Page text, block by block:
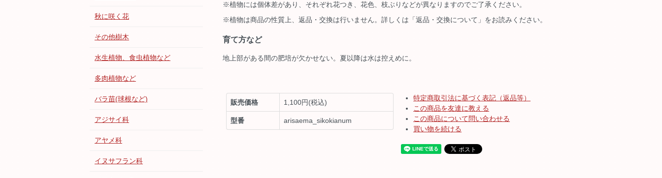
※植物には個体差があり、それぞれ花つき、花色、枝ぶりなどが異なりますのでご了承ください。
※植物は商品の性質上、返品・交換は行いません。詳しくは「返品・交換について」をお読みください。
育て方など
地上部がある間の肥培が欠かせない。夏以降は水は控えめに。
販売価格 1,100円(税込)
型番 arisaema_sikokianum
特定商取引法に基づく表記（返品等）
この商品を友達に教える
この商品について問い合わせる
買い物を続ける
秋に咲く花
その他樹木
水生植物、食虫植物など
多肉植物など
バラ苗(球根など)
アジサイ科
アヤメ科
イヌサフラン科